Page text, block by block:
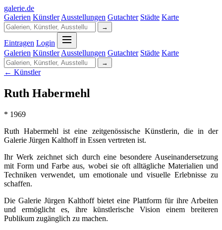
galerie.de
Galerien Künstler Ausstellungen Gutachter Städte Karte
→
Eintragen Login
Galerien Künstler Ausstellungen Gutachter Städte Karte
→
← Künstler
Ruth Habermehl
* 1969
Ruth Habermehl ist eine zeitgenössische Künstlerin, die in der
Galerie Jürgen Kalthoff in Essen vertreten ist.
Ihr Werk zeichnet sich durch eine besondere Auseinandersetzung
mit Form und Farbe aus, wobei sie oft alltägliche Materialien und
Techniken verwendet, um emotionale und visuelle Erlebnisse zu
schaffen.
Die Galerie Jürgen Kalthoff bietet eine Plattform für ihre Arbeiten
und ermöglicht es, ihre künstlerische Vision einem breiteren
Publikum zugänglich zu machen.